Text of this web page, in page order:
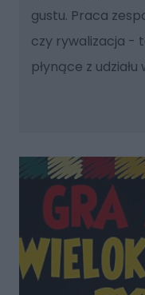
gustu. Praca
czy rywalizacja -
płynące z